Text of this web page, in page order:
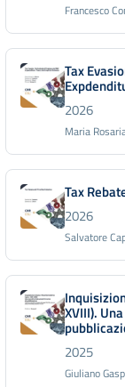
Francesco
Tax
2026
Maria
Tax
2026
Salvatore
XVIII).
2025
Giuliano